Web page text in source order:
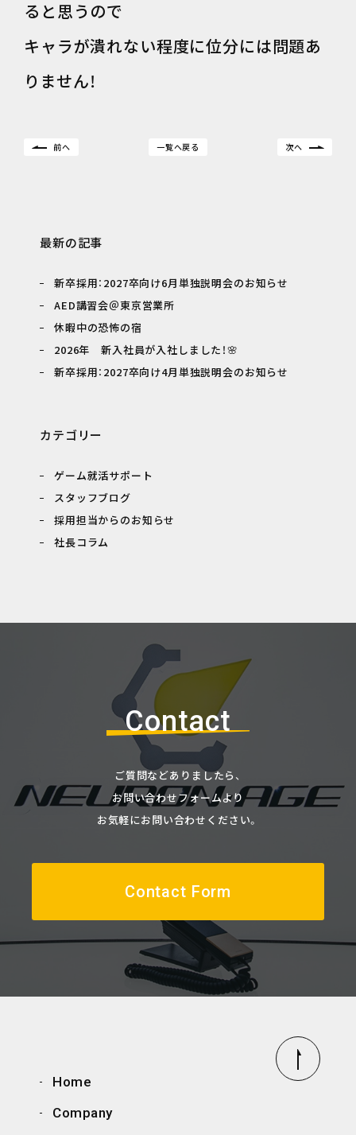
ると思うので
キャラが潰れない程度に位分には問題あ
りません！
前へ 一覧へ戻る 次へ
最新の記事
新卒採用：2027卒向け6月単独説明会のお知らせ
AED講習会＠東京営業所
休暇中の恐怖の宿
2026年 新入社員が入社しました！🌸
新卒採用：2027卒向け4月単独説明会のお知らせ
カテゴリー
ゲーム就活サポート
スタッフブログ
採用担当からのお知らせ
社長コラム
Contact
ご質問などありましたら、
お問い合わせフォームより
お気軽にお問い合わせください。
Contact Form
Home
Company